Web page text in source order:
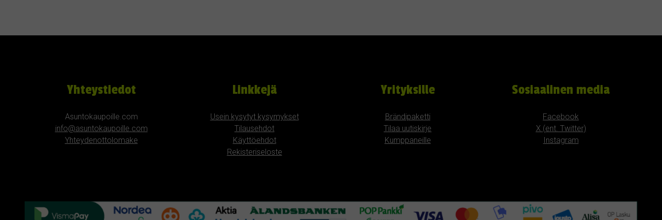
Yhteystiedot
Asuntokaupoille.com
info@asuntokaupoille.com
Yhteydenottolomake
Linkkejä
Usein kysytyt kysymykset
Tilausehdot
Käyttöehdot
Rekisteriseloste
Yrityksille
Brändipaketti
Tilaa uutiskirje
Kumppaneille
Sosiaalinen media
Facebook
X (ent. Twitter)
Instagram